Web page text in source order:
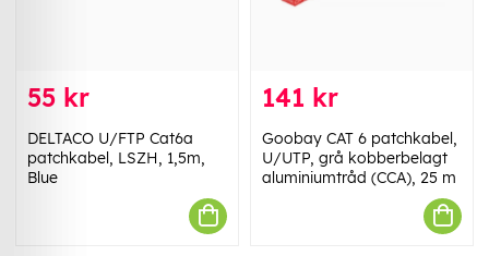
55 kr
DELTACO U/FTP Cat6a
patchkabel, LSZH, 1,5m,
Blue
141 kr
Goobay CAT 6 patchkabel,
U/UTP, grå kobberbelagt
aluminiumtråd (CCA), 25 m